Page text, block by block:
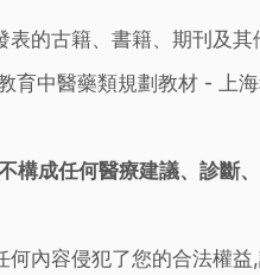
的古籍、書籍、期刊及
育中醫藥類規劃教材 - 上
構成任何醫療建議、診斷
內容侵犯了您的合法權